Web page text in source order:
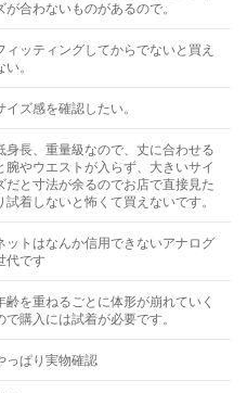
が合わないものがあるので。
ィッティングしてからでないと買え
い。
イズ感を確認したい。
身長、重量級なので、丈に合わせる
腕やウエストが入らず、大きいサイ
だと寸法が余るのでお店で直接見た
試着しないと怖くて買えないです。
ットはなんか信用できないアナログ
代です
齢を重ねるごとに体形が崩れていく
で購入には試着が必要です。
っぱり実物確認